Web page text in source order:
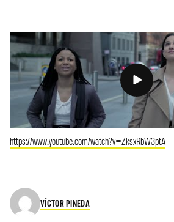
https://www.youtube.com/watch?v=ZksxRbW3ptA
VÍCTOR PINEDA